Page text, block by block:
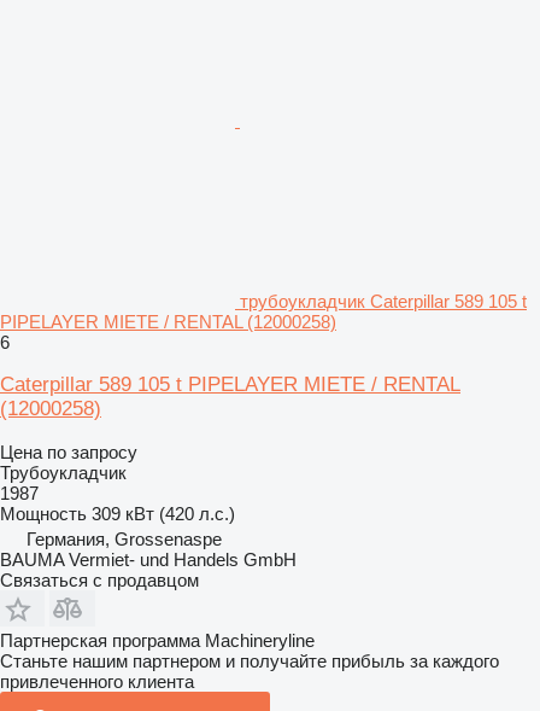
трубоукладчик Caterpillar 589 105 t
PIPELAYER MIETE / RENTAL (12000258)
6
Caterpillar 589 105 t PIPELAYER MIETE / RENTAL
(12000258)
Цена по запросу
Трубоукладчик
1987
Мощность 309 кВт (420 л.с.)
Германия, Grossenaspe
BAUMA Vermiet- und Handels GmbH
Связаться с продавцом
Партнерская программа Machineryline
Станьте нашим партнером и получайте прибыль за каждого
привлеченного клиента